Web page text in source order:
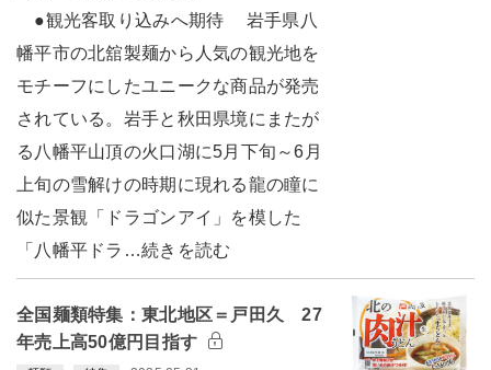
●観光客取り込みへ期待 岩手県八
幡平市の北舘製麺から人気の観光地を
モチーフにしたユニークな商品が発売
されている。岩手と秋田県境にまたが
る八幡平山頂の火口湖に5月下旬～6月
上旬の雪解けの時期に現れる龍の瞳に
似た景観「ドラゴンアイ」を模した
「八幡平ドラ…続きを読む
全国麺類特集：東北地区＝戸田久 27
年売上高50億円目指す